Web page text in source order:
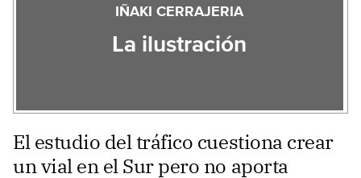
IÑAKI CERRAJERIA
La ilustración
El estudio del tráfico cuestiona crear
un vial en el Sur pero no aporta